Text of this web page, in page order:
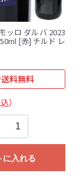
ッロ ダルバ 2023
ルド レ
料無料
）
に入れる